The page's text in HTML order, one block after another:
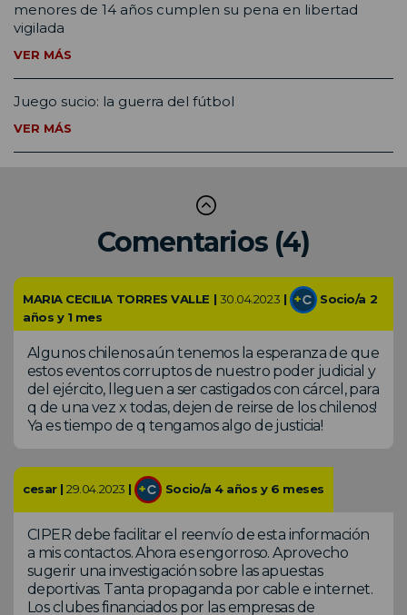
menores de 14 años cumplen su pena en libertad
vigilada
VER MÁS
Juego sucio: la guerra del fútbol
VER MÁS
Comentarios (4)
MARIA CECILIA TORRES VALLE | 30.04.2023 |
Socio/a 2
años y 1 mes
Algunos chilenos aún tenemos la esperanza de que
estos eventos corruptos de nuestro poder judicial y
del ejército, lleguen a ser castigados con cárcel, para
q de una vez x todas, dejen de reirse de los chilenos!
Ya es tiempo de q tengamos algo de justicia!
cesar |29.04.2023 | Socio/a 4 años y 6 meses
CIPER debe facilitar el reenvío de esta información
a mis contactos. Ahora es engorroso. Aprovecho
sugerir una investigación sobre las apuestas
deportivas. Tanta propaganda por cable e internet.
Los clubes financiados por las empresas de